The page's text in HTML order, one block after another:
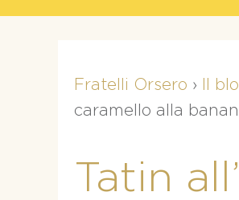
Fratelli Orsero › Il
caramello alla
Tatin